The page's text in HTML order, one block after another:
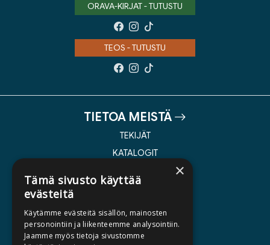
ORAVA-KIRJAT - TUTUSTU
TEOS - TUTUSTU
TIETOA MEISTÄ
TEKIJÄT
KATALOGIT
KIRJA TILAUSTYÖNÄ
MEDIALLE
×
Tämä sivusto käyttää
evästeitä
Käytämme evästeitä sisällön, mainosten
personointiin ja liikenteemme analysointiin.
Jaamme myös tietoja sivustomme